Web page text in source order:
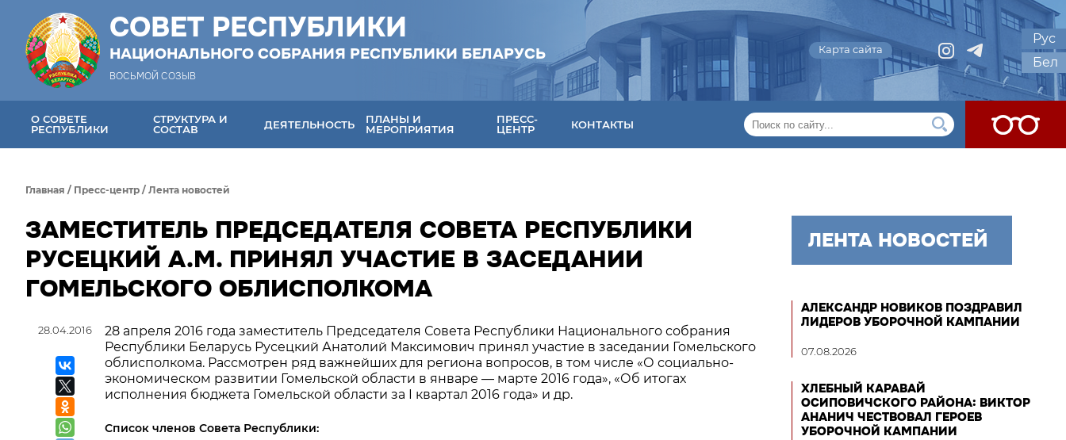
СОВЕТ РЕСПУБЛИКИ
НАЦИОНАЛЬНОГО СОБРАНИЯ РЕСПУБЛИКИ БЕЛАРУСЬ
ВОСЬМОЙ СОЗЫВ
Карта сайта
Рус
Бел
О СОВЕТЕ
РЕСПУБЛИКИ
СТРУКТУРА И
СОСТАВ
ДЕЯТЕЛЬНОСТЬ
ПЛАНЫ И
МЕРОПРИЯТИЯ
ПРЕСС-
ЦЕНТР
КОНТАКТЫ
Главная / Пресс-центр / Лента новостей
ЗАМЕСТИТЕЛЬ ПРЕДСЕДАТЕЛЯ СОВЕТА РЕСПУБЛИКИ
РУСЕЦКИЙ А.М. ПРИНЯЛ УЧАСТИЕ В ЗАСЕДАНИИ
ГОМЕЛЬСКОГО ОБЛИСПОЛКОМА
28.04.2016
28 апреля 2016 года заместитель Председателя Совета Республики Национального собрания
Республики Беларусь Русецкий Анатолий Максимович принял участие в заседании Гомельского
облисполкома. Рассмотрен ряд важнейших для региона вопросов, в том числе «О социально-
экономическом развитии Гомельской области в январе — марте 2016 года», «Об итогах
исполнения бюджета Гомельской области за I квартал 2016 года» и др.
Список членов Совета Республики:
ЛЕНТА НОВОСТЕЙ
АЛЕКСАНДР НОВИКОВ ПОЗДРАВИЛ
ЛИДЕРОВ УБОРОЧНОЙ КАМПАНИИ
07.08.2026
ХЛЕБНЫЙ КАРАВАЙ
ОСИПОВИЧСКОГО РАЙОНА: ВИКТОР
АНАНИЧ ЧЕСТВОВАЛ ГЕРОЕВ
УБОРОЧНОЙ КАМПАНИИ